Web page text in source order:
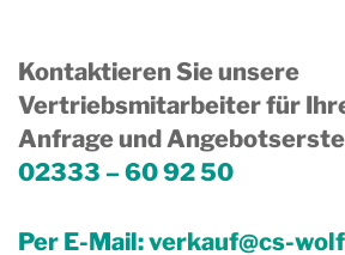
Kontaktieren Sie unsere
Vertriebsmitarbeiter für
Anfrage und
02333 – 60 92 50
Per E-Mail:verkauf@cs-